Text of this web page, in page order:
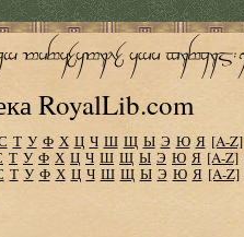
RoyalLib.com
Т У Ф Х Ц Ч Ш Щ Ы Э Ю Я [A-Z]
Т У Ф Х Ц Ч Ш Щ Ы Э Ю Я [A-Z]
Т У Ф Х Ц Ч Ш Щ Ы Э Ю Я [A-Z]